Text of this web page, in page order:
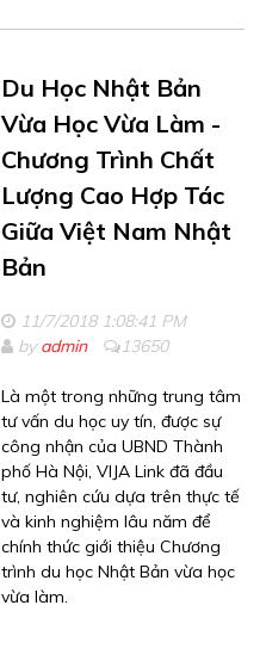
Du Học Nhật Bản
Vừa Học Vừa Làm -
Chương Trình Chất
Lượng Cao Hợp Tác
Giữa Việt Nam Nhật
Bản
11/7/2018 1:08:41 PM
byadmin 13650
Là một trong những trung tâm
tư vấn du học uy tín, được sự
công nhận của UBND Thành
phố Hà Nội, VIJA Link đã đầu
tư, nghiên cứu dựa trên thực tế
và kinh nghiệm lâu năm để
chính thức giới thiệu Chương
trình du học Nhật Bản vừa học
vừa làm.